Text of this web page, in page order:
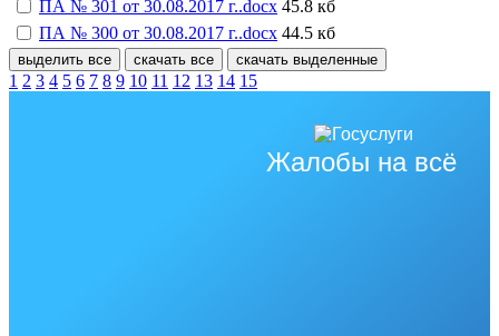
ПА № 301 от 30.08.2017 г..docx 45.8 кб
ПА № 300 от 30.08.2017 г..docx 44.5 кб
выделить все скачать все скачать выделенные
1 2 3 4 5 6 7 8 9 10 11 12 13 14 15
Жалобы на всё